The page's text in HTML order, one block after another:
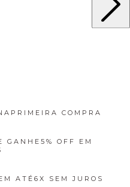
PRIMEIRA COMPRA
GANHE 5% OFF EM
ATÉ 6X SEM JUROS